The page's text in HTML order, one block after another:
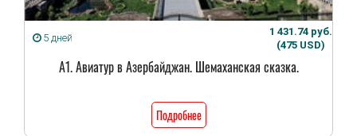
5 дней
1 431.74 руб.
(475 USD)
А1. Авиатур в Азербайджан. Шемаханская сказка.
Подробнее